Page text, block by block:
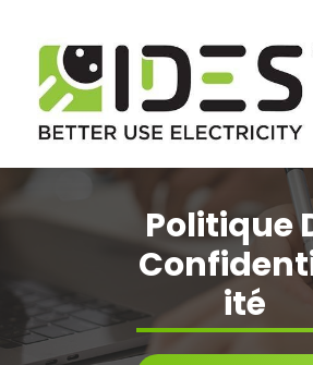
Contenu
Politique
Ité